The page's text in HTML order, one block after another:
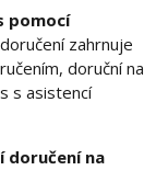
pomocí
zahrnuje
doruční na
s asistencí
doručení na